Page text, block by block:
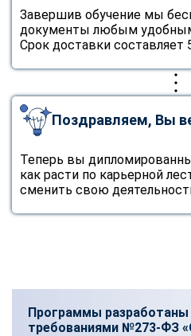
Завершив обучение мы
документы любым
Срок доставки составляет
Поздравляем, Вы
Теперь вы
как расти по карьерной
сменить свою
Программы разработаны
требованиями №273-ФЗ